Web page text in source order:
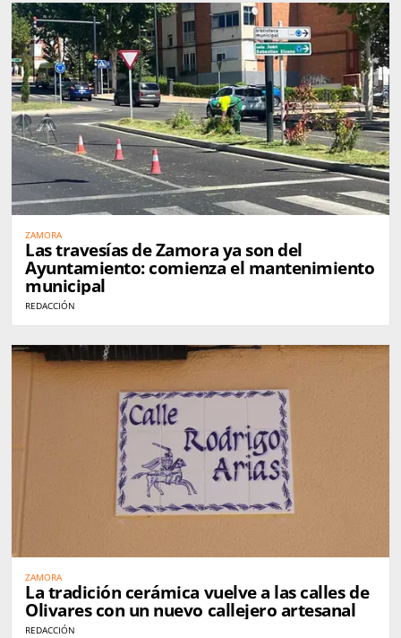
ZAMORA
Las travesías de Zamora ya son del
Ayuntamiento: comienza el mantenimiento
municipal
REDACCIÓN
ZAMORA
La tradición cerámica vuelve a las calles de
Olivares con un nuevo callejero artesanal
REDACCIÓN